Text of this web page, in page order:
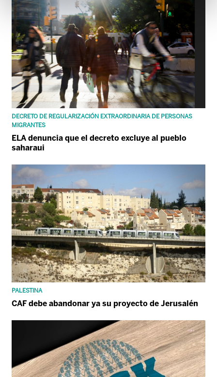
DECRETO DE REGULARIZACIÓN EXTRAORDINARIA DE PERSONAS
MIGRANTES
ELA denuncia que el decreto excluye al pueblo
saharaui
PALESTINA
CAF debe abandonar ya su proyecto de Jerusalén